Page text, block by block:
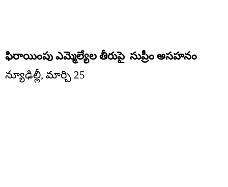
ఫిరాయింపు ఎమ్మెల్యేల తీరుపై సుప్రీం అసహనం
న్యూఢిల్లీ, మార్చి 25